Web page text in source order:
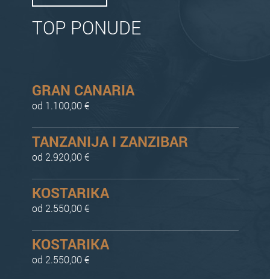
TOP PONUDE
GRAN CANARIA
od 1.100,00 €
TANZANIJA I ZANZIBAR
od 2.920,00 €
KOSTARIKA
od 2.550,00 €
KOSTARIKA
od 2.550,00 €